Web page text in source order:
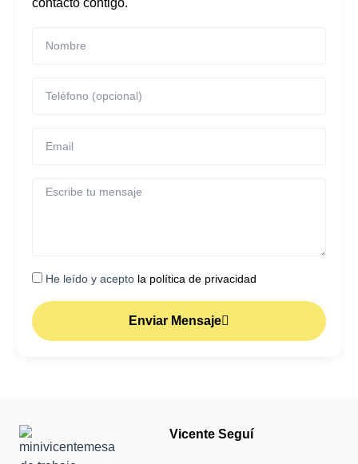
contacto contigo.
He leído y acepto la política de privacidad
Enviar Mensaje
Vicente Seguí